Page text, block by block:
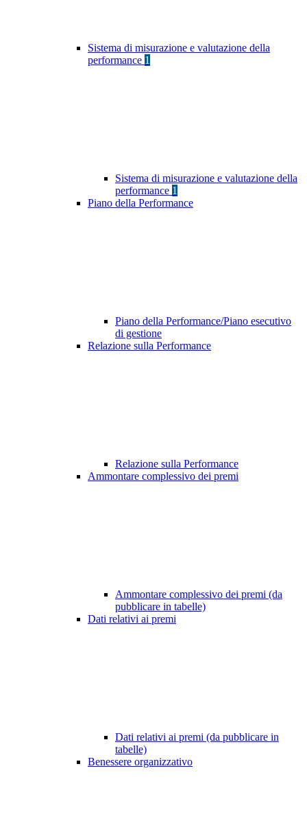
Sistema di misurazione e valutazione della
performance 1
Sistema di misurazione e valutazione della
performance 1
Piano della Performance
Piano della Performance/Piano esecutivo
di gestione
Relazione sulla Performance
Relazione sulla Performance
Ammontare complessivo dei premi
Ammontare complessivo dei premi (da
pubblicare in tabelle)
Dati relativi ai premi
Dati relativi ai premi (da pubblicare in
tabelle)
Benessere organizzativo